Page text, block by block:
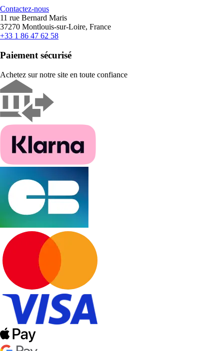
Contactez-nous
11 rue Bernard Maris
37270 Montlouis-sur-Loire, France
+33 1 86 47 62 58
Paiement sécurisé
Achetez sur notre site en toute confiance